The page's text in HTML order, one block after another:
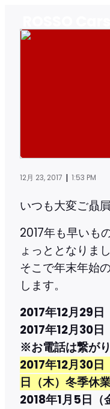
12月 23, 2017 | 1:53 PM
いつも大変ご贔
2017年も早いも
ょっととなりまし
そこで年末年始
します。
2017年12月29日
2017年12月30
※お電話は繋がり
2017年12月30日
日（木）冬季休
2018年1月5日（